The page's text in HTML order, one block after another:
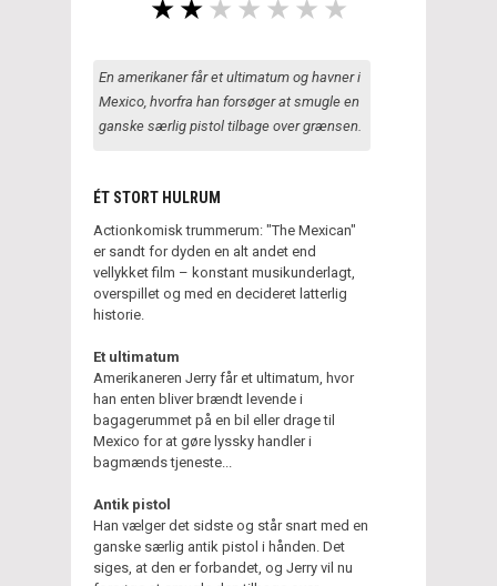
En amerikaner får et ultimatum og havner i
Mexico, hvorfra han forsøger at smugle en
ganske særlig pistol tilbage over grænsen.
ÉT STORT HULRUM
Actionkomisk trummerum: "The Mexican"
er sandt for dyden en alt andet end
vellykket film – konstant musikunderlagt,
overspillet og med en decideret latterlig
historie.
Et ultimatum
Amerikaneren Jerry får et ultimatum, hvor
han enten bliver brændt levende i
bagagerummet på en bil eller drage til
Mexico for at gøre lyssky handler i
bagmænds tjeneste...
Antik pistol
Han vælger det sidste og står snart med en
ganske særlig antik pistol i hånden. Det
siges, at den er forbandet, og Jerry vil nu